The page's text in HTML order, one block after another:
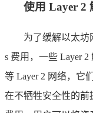
使用 Layer 2
为了缓解以太坊
s 费用，一些 Layer
等 Layer 2 网络，它
在不牺牲安全性的前